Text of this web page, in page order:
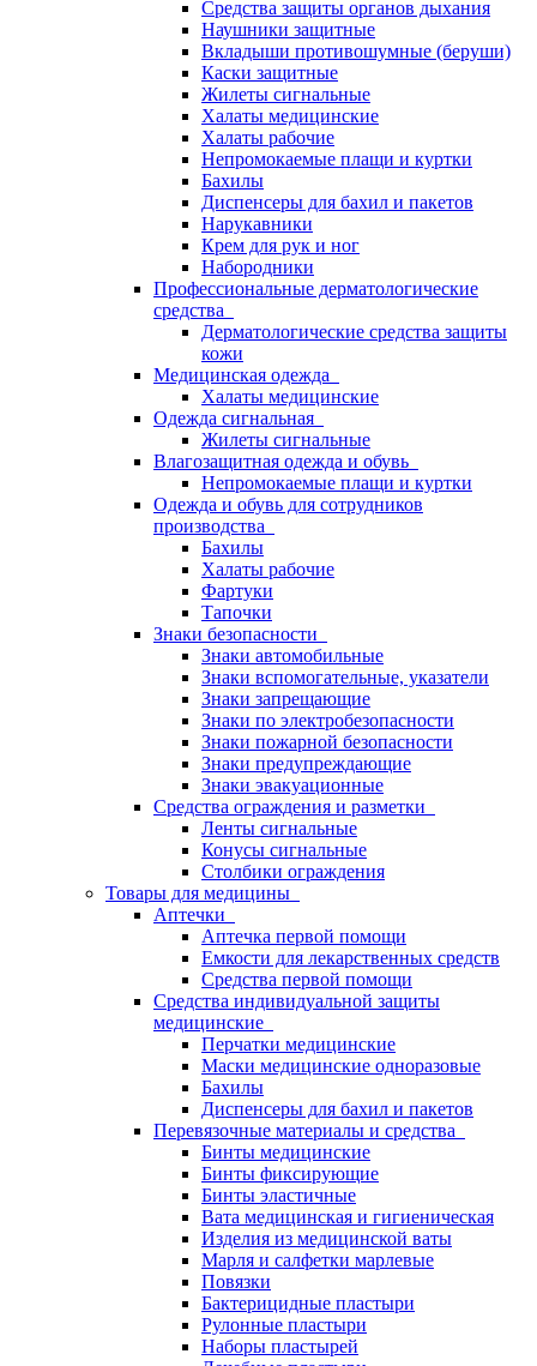
Средства защиты органов дыхания
Наушники защитные
Вкладыши противошумные (беруши)
Каски защитные
Жилеты сигнальные
Халаты медицинские
Халаты рабочие
Непромокаемые плащи и куртки
Бахилы
Диспенсеры для бахил и пакетов
Нарукавники
Крем для рук и ног
Набородники
Профессиональные дерматологические
средства
Дерматологические средства защиты
кожи
Медицинская одежда
Халаты медицинские
Одежда сигнальная
Жилеты сигнальные
Влагозащитная одежда и обувь
Непромокаемые плащи и куртки
Одежда и обувь для сотрудников
производства
Бахилы
Халаты рабочие
Фартуки
Тапочки
Знаки безопасности
Знаки автомобильные
Знаки вспомогательные, указатели
Знаки запрещающие
Знаки по электробезопасности
Знаки пожарной безопасности
Знаки предупреждающие
Знаки эвакуационные
Средства ограждения и разметки
Ленты сигнальные
Конусы сигнальные
Столбики ограждения
Товары для медицины
Аптечки
Аптечка первой помощи
Емкости для лекарственных средств
Средства первой помощи
Средства индивидуальной защиты
медицинские
Перчатки медицинские
Маски медицинские одноразовые
Бахилы
Диспенсеры для бахил и пакетов
Перевязочные материалы и средства
Бинты медицинские
Бинты фиксирующие
Бинты эластичные
Вата медицинская и гигиеническая
Изделия из медицинской ваты
Марля и салфетки марлевые
Повязки
Бактерицидные пластыри
Рулонные пластыри
Наборы пластырей